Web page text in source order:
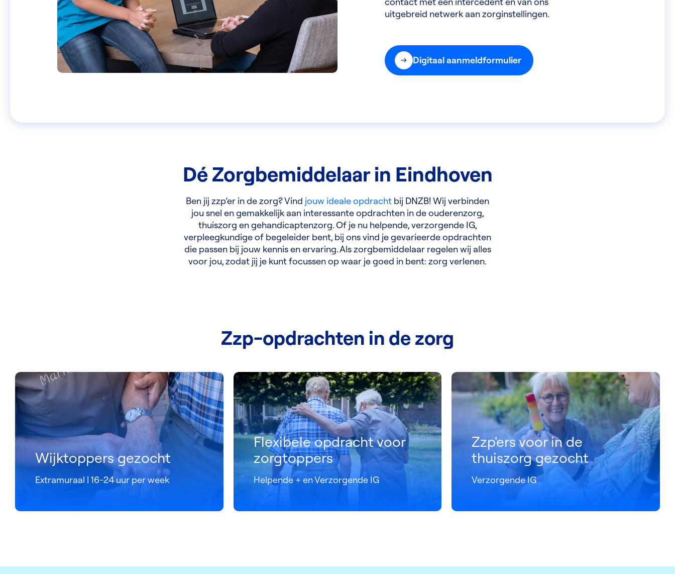
uitgebreid netwerk aan zorginstellingen.
Digitaal aanmeldformulier
Dé Zorgbemiddelaar in Eindhoven
Ben jij zzp’er in de zorg? Vind jouw ideale opdracht bij DNZB! Wij verbinden
jou snel en gemakkelijk aan interessante opdrachten in de ouderenzorg,
thuiszorg en gehandicaptenzorg. Of je nu helpende, verzorgende IG,
verpleegkundige of begeleider bent, bij ons vind je gevarieerde opdrachten
die passen bij jouw kennis en ervaring. Als zorgbemiddelaar regelen wij alles
voor jou, zodat jij je kunt focussen op waar je goed in bent: zorg verlenen.
Zzp-opdrachten in de zorg
Wijktoppers gezocht
Extramuraal | 16-24 uur per week
Flexibele opdracht voor
zorgtoppers
Helpende + en Verzorgende IG
Zzp'ers voor in de
thuiszorg gezocht
Verzorgende IG